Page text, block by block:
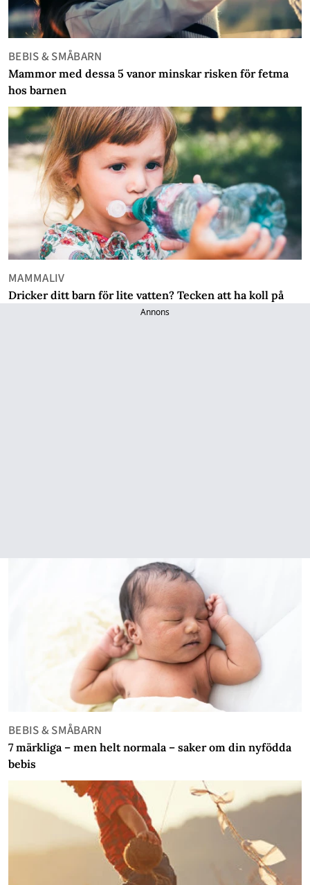
BEBIS & SMÅBARN
Mammor med dessa 5 vanor minskar risken för fetma
hos barnen
MAMMALIV
Dricker ditt barn för lite vatten? Tecken att ha koll på
Annons
BEBIS & SMÅBARN
7 märkliga – men helt normala – saker om din nyfödda
bebis